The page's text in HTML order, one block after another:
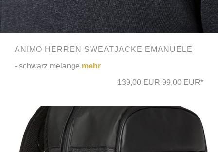
ANIMO HERREN SWEATJACKE EMANUELE
- schwarz melange mehr
139,00 EUR 99,00 EUR*